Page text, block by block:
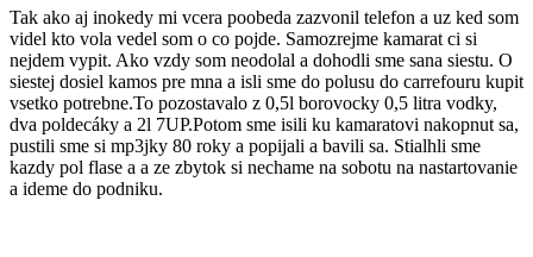
Tak ako aj inokedy mi vcera poobeda zazvonil telefon a uz ked som
videl kto vola vedel som o co pojde. Samozrejme kamarat ci si
nejdem vypit. Ako vzdy som neodolal a dohodli sme sana siestu. O
siestej dosiel kamos pre mna a isli sme do polusu do carrefouru kupit
vsetko potrebne.To pozostavalo z 0,5l borovocky 0,5 litra vodky,
dva poldecáky a 2l 7UP.Potom sme isili ku kamaratovi nakopnut sa,
pustili sme si mp3jky 80 roky a popijali a bavili sa. Stialhli sme
kazdy pol flase a a ze zbytok si nechame na sobotu na nastartovanie
a ideme do podniku.